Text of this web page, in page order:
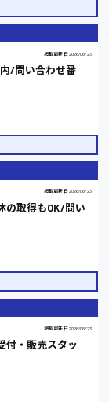
掲載更新日 2026/06/23
/問い合わせ番
掲載更新日 2026/06/23
の取得もOK/問い
掲載更新日 2026/06/23
付・販売スタッ